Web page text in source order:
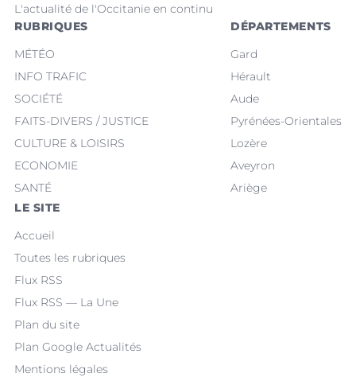
L'actualité de l'Occitanie en continu
RUBRIQUES
MÉTÉO
INFO TRAFIC
SOCIÉTÉ
FAITS-DIVERS / JUSTICE
CULTURE & LOISIRS
ECONOMIE
SANTÉ
DÉPARTEMENTS
Gard
Hérault
Aude
Pyrénées-Orientales
Lozère
Aveyron
Ariège
LE SITE
Accueil
Toutes les rubriques
Flux RSS
Flux RSS — La Une
Plan du site
Plan Google Actualités
Mentions légales